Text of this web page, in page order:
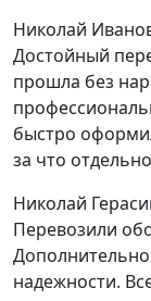
Николай
Достойный
прошла без
быстро
за что
Николай
Перевозили
Дополнительно
надежности.